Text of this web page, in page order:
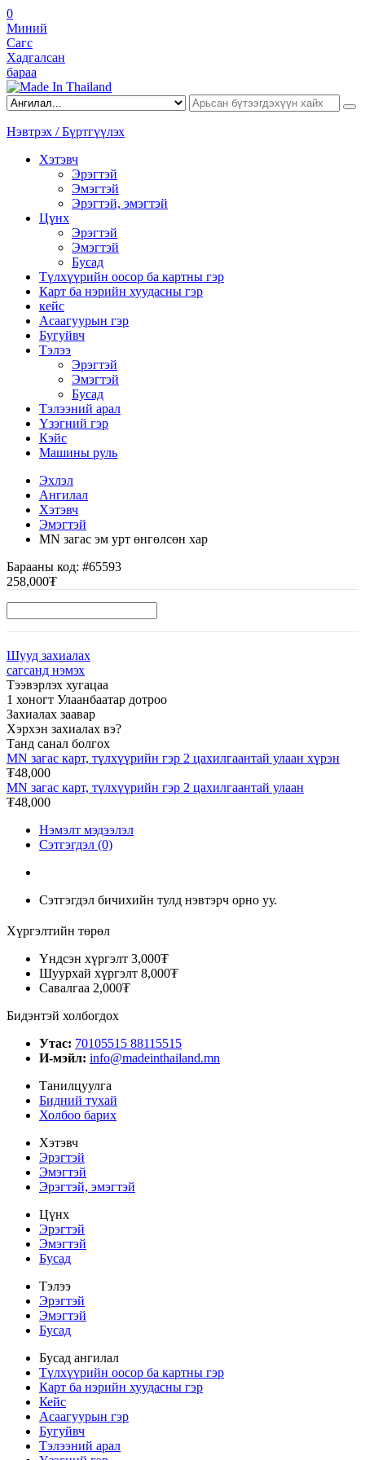
0
Миний
Сагс
Хадгалсан
бараа
Нэвтрэх / Бүртгүүлэх
Хэтэвч
Эрэгтэй
Эмэгтэй
Эрэгтэй, эмэгтэй
Цүнх
Эрэгтэй
Эмэгтэй
Бусад
Түлхүүрийн оосор ба картны гэр
Карт ба нэрийн хуудасны гэр
кейс
Асаагуурын гэр
Бугуйвч
Тэлээ
Эрэгтэй
Эмэгтэй
Бусад
Тэлээний арал
Үзэгний гэр
Кэйс
Машины руль
Эхлэл
Ангилал
Хэтэвч
Эмэгтэй
MN загас эм урт өнгөлсөн хар
Барааны код: #65593
258,000₮
Шууд захиалах
сагсанд нэмэх
Тээвэрлэх хугацаа
1 хоногт Улаанбаатар дотроо
Захиалах заавар
Хэрхэн захиалах вэ?
Танд санал болгох
MN загас карт, түлхүүрийн гэр 2 цахилгаантай улаан хүрэн
₮48,000
MN загас карт, түлхүүрийн гэр 2 цахилгаантай улаан
₮48,000
Нэмэлт мэдээлэл
Сэтгэгдэл (0)
Сэтгэгдэл бичихийн тулд нэвтэрч орно уу.
Хүргэлтийн төрөл
Үндсэн хүргэлт 3,000₮
Шуурхай хүргэлт 8,000₮
Савалгаа 2,000₮
Бидэнтэй холбогдох
Утас: 70105515 88115515
И-мэйл: info@madeinthailand.mn
Танилцуулга
Бидний тухай
Холбоо барих
Хэтэвч
Эрэгтэй
Эмэгтэй
Эрэгтэй, эмэгтэй
Цүнх
Эрэгтэй
Эмэгтэй
Бусад
Тэлээ
Эрэгтэй
Эмэгтэй
Бусад
Бусад ангилал
Түлхүүрийн оосор ба картны гэр
Карт ба нэрийн хуудасны гэр
Кейс
Асаагуурын гэр
Бугуйвч
Тэлээний арал